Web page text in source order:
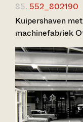
85. 552_802190
Kuipershaven
machinefabriek